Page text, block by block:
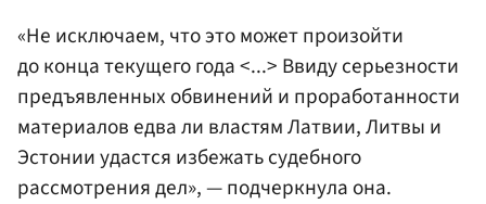
«Не исключаем, что это может произойти
до конца текущего года <...> Ввиду серьезности
предъявленных обвинений и проработанности
материалов едва ли властям Латвии, Литвы и
Эстонии удастся избежать судебного
рассмотрения дел», — подчеркнула она.